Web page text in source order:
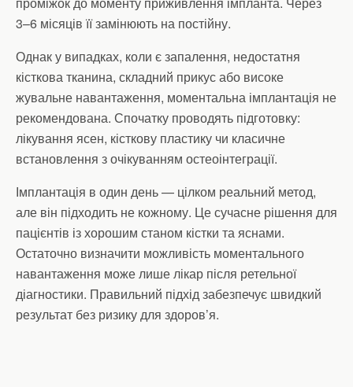
3–6 місяців її замінюють на постійну.
Однак у випадках, коли є запалення, недостатня
кісткова тканина, складний прикус або високе
жувальне навантаження, моментальна імплантація не
рекомендована. Спочатку проводять підготовку:
лікування ясен, кісткову пластику чи класичне
встановлення з очікуванням остеоінтеграції.
Імплантація в один день — цілком реальний метод,
але він підходить не кожному. Це сучасне рішення для
пацієнтів із хорошим станом кістки та яснами.
Остаточно визначити можливість моментального
навантаження може лише лікар після ретельної
діагностики. Правильний підхід забезпечує швидкий
результат без ризику для здоров’я.